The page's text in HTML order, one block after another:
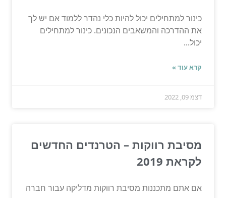
כינור למתחילים יכול להיות כלי נהדר ללמוד אם יש לך
את ההדרכה והמשאבים הנכונים. כינור למתחילים
יכול...
קרא עוד »
דצמ 09, 2022
מסיבת רווקות – הטרנדים החדשים
לקראת 2019
אם אתם מתכננות מסיבת רווקות מדליקה עבור חברה